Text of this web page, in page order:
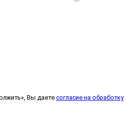
Вы даете согласие на обработку